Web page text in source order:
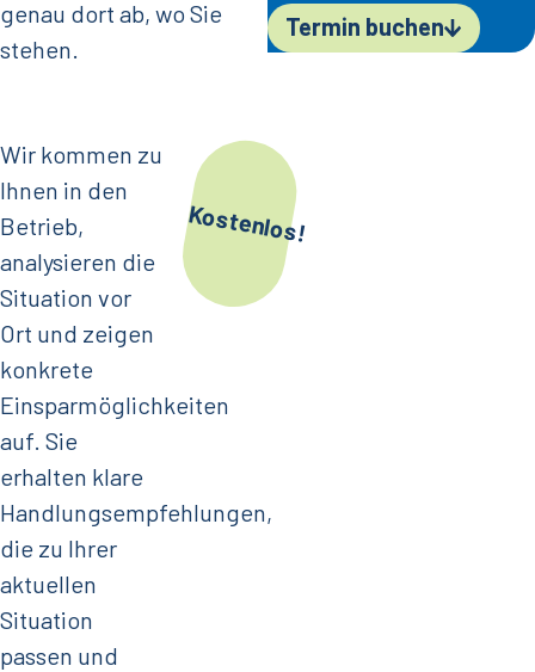
genau dort ab, wo Sie
stehen.
Wir kommen zu
Ihnen in den
Betrieb,
analysieren die
Situation vor
Ort und zeigen
konkrete
Einsparmöglichkeiten
auf. Sie
erhalten klare
Handlungsempfehlungen,
die zu Ihrer
aktuellen
Situation
passen und
Kostenlos!
Termin buchen